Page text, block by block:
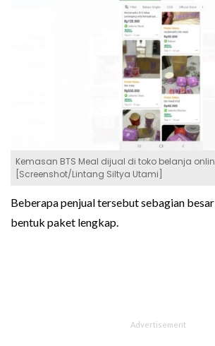
Kemasan BTS Meal dijual di toko belanja
[Screenshot/Lintang Siltya Utami]
Beberapa penjual tersebut sebagian
bentuk paket lengkap.